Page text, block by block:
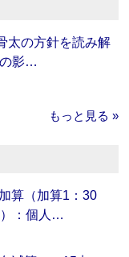
太の方針を読み解
の影…
もっと見る »
算（加算1：30
）：個人…